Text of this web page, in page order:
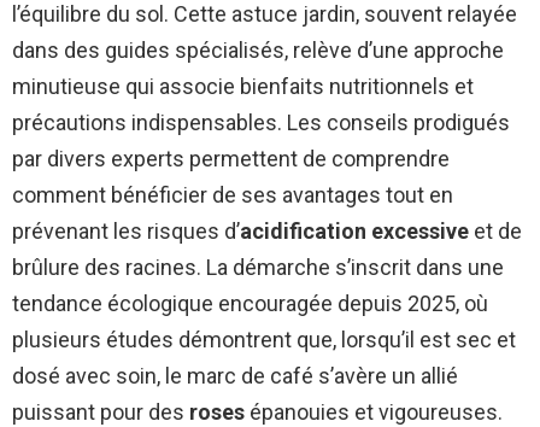
l’équilibre du sol. Cette astuce jardin, souvent relayée
dans des guides spécialisés, relève d’une approche
minutieuse qui associe bienfaits nutritionnels et
précautions indispensables. Les conseils prodigués
par divers experts permettent de comprendre
comment bénéficier de ses avantages tout en
prévenant les risques d’acidification excessive et de
brûlure des racines. La démarche s’inscrit dans une
tendance écologique encouragée depuis 2025, où
plusieurs études démontrent que, lorsqu’il est sec et
dosé avec soin, le marc de café s’avère un allié
puissant pour des roses épanouies et vigoureuses.